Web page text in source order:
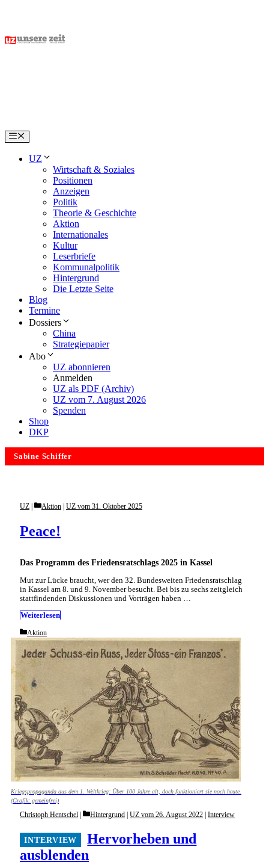
content
Menu
UZ
Wirtschaft & Soziales
Positionen
Anzeigen
Politik
Theorie & Geschichte
Aktion
Internationales
Kultur
Leserbriefe
Kommunalpolitik
Hintergrund
Die Letzte Seite
Blog
Termine
Dossiers
China
Strategiepapier
Abo
UZ abonnieren
Anmelden
UZ als PDF (Archiv)
UZ vom 7. August 2026
Spenden
Shop
DKP
Sabine Schiffer
Das Programm des Friedensratschlags 2025 in Kassel
Peace!
UZ Categories
Aktion UZ vom 31. Oktober 2025
Mut zur Lücke braucht, wer den 32. Bundesweiten Friedensratschlag
in Kassel am 8. und 9. November besucht. Bei bis zu sechs zeitgleich
stattfindenden Diskussionen und Vorträgen haben …
Weiterlesen
Categories
Aktion
Kriegspropaganda aus dem 1. Weltkrieg: Über 100 Jahre alt, doch funktioniert sie noch heute.
(Grafik: gemeinfrei)
Hervorheben und
ausblenden
Christoph Hentschel Categories
Hintergrund | UZ vom 26. August 2022 | Interview